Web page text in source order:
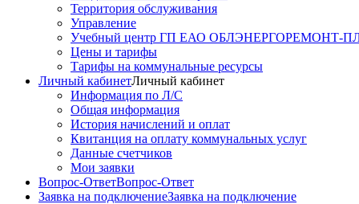
Территория обслуживания
Управление
Учебный центр ГП ЕАО ОБЛЭНЕРГОРЕМОНТ-
Цены и тарифы
Тарифы на коммунальные ресурсы
Личный кабинетЛичный кабинет
Информация по Л/С
Общая информация
История начислений и оплат
Квитанция на оплату коммунальных услуг
Данные счетчиков
Мои заявки
Вопрос-ОтветВопрос-Ответ
Заявка на подключениеЗаявка на подключение